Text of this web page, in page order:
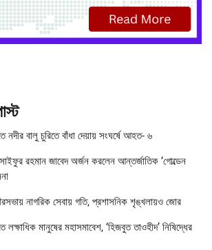
নদীর বালু চুরিতে বাঁধা দেয়ায় সংঘর্ষে আহত- ৬
সাইফুর রহমান জাবেদ অর্জন করলেন আন্তর্জাতিক ‘গোল্ডেন
নাগরিক সেবায় গতি, প্রশাসনিক শৃঙ্খলায়ও জোর
লক্ষাধিক মানুষের মহাসমাবেশ, ‘হিজবুত তাওহীদ’ নিষিদ্ধের